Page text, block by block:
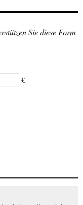
Sie diese Form
€